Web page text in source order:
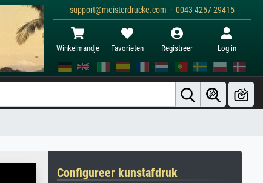
support@meisterdrucke.com · 0043 4257 29415
Winkelmandje Favorieten Registreer Log in
Configureer kunstafdruk